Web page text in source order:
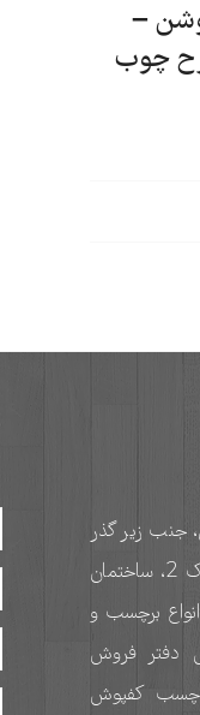
–
چوب
جنب زیر گذر
همت، نبش خ قدس (علی‌وردی غربی)، پلاک 2، ساختمان
لوکیشن انواع برچسب و
دفتر فروش
چسب کفپوش